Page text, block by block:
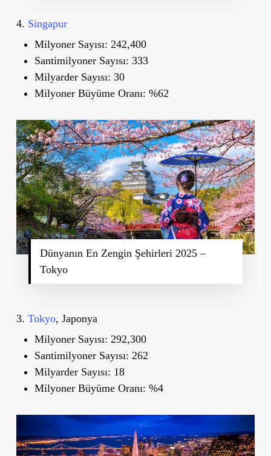
4. Singapur
Milyoner Sayısı: 242,400
Santimilyoner Sayısı: 333
Milyarder Sayısı: 30
Milyoner Büyüme Oranı: %62
Dünyanın En Zengin Şehirleri 2025 –
Tokyo
3. Tokyo, Japonya
Milyoner Sayısı: 292,300
Santimilyoner Sayısı: 262
Milyarder Sayısı: 18
Milyoner Büyüme Oranı: %4